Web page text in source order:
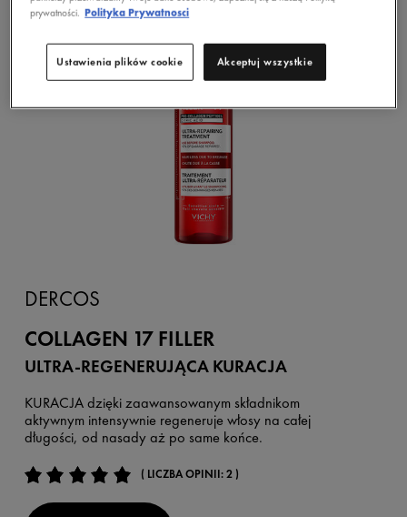
DERCOS
COLLAGEN 17 FILLER
ULTRA-REGENERUJĄCA KURACJA
KURACJA dzięki zaawansowanym składnikom
aktywnym intensywnie regeneruje włosy na całej
długości, od nasady aż po same końce.
( LICZBA OPINII: 2 )
prywatności. Polityka Prywatnosci
Ustawienia plików cookie Akceptuj wszystkie